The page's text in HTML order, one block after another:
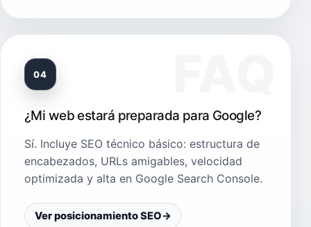
04
¿Mi web estará preparada para Google?
Sí. Incluye SEO técnico básico: estructura de
encabezados, URLs amigables, velocidad
optimizada y alta en Google Search Console.
Ver posicionamiento SEO→